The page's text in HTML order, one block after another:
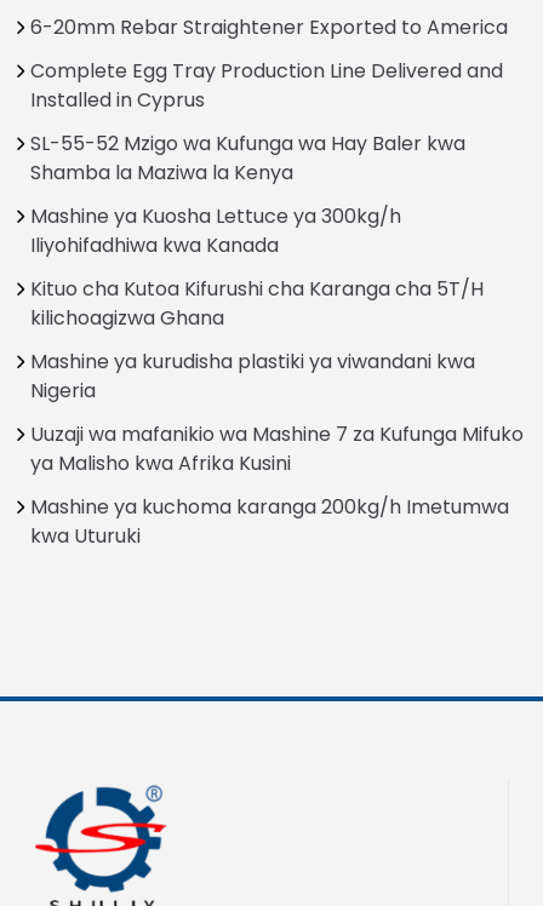
6-20mm Rebar Straightener Exported to America
Complete Egg Tray Production Line Delivered and
Installed in Cyprus
SL-55-52 Mzigo wa Kufunga wa Hay Baler kwa
Shamba la Maziwa la Kenya
Mashine ya Kuosha Lettuce ya 300kg/h
Iliyohifadhiwa kwa Kanada
Kituo cha Kutoa Kifurushi cha Karanga cha 5T/H
kilichoagizwa Ghana
Mashine ya kurudisha plastiki ya viwandani kwa
Nigeria
Uuzaji wa mafanikio wa Mashine 7 za Kufunga Mifuko
ya Malisho kwa Afrika Kusini
Mashine ya kuchoma karanga 200kg/h Imetumwa
kwa Uturuki